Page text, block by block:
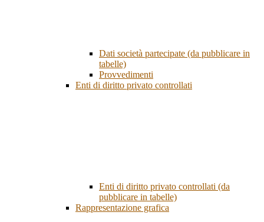
Dati società partecipate (da pubblicare in
tabelle)
Provvedimenti
Enti di diritto privato controllati
Enti di diritto privato controllati (da
pubblicare in tabelle)
Rappresentazione grafica